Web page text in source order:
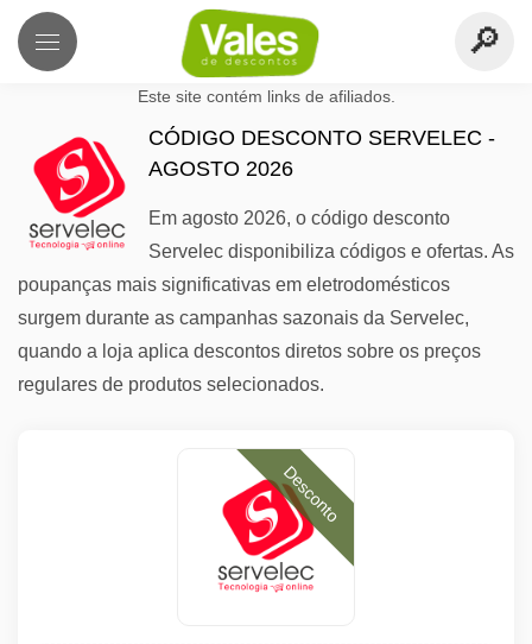
Este site contém links de afiliados.
CÓDIGO DESCONTO SERVELEC -
AGOSTO 2026
Em agosto 2026, o código desconto
Servelec disponibiliza códigos e ofertas. As
poupanças mais significativas em eletrodomésticos
surgem durante as campanhas sazonais da Servelec,
quando a loja aplica descontos diretos sobre os preços
regulares de produtos selecionados.
Desconto